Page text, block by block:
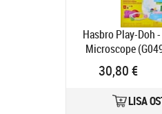
Hasbro Play-Doh
Microscope
Tarneaeg
30,80 €
LISA